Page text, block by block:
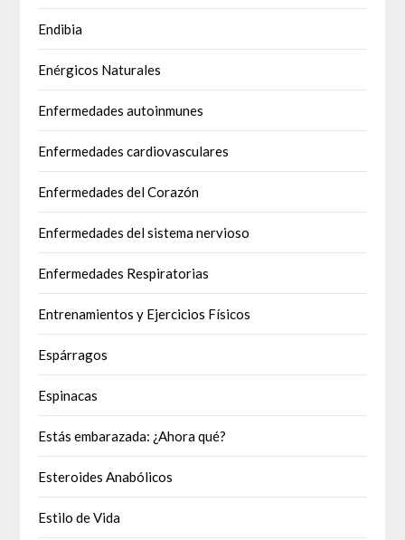
Endibia
Enérgicos Naturales
Enfermedades autoinmunes
Enfermedades cardiovasculares
Enfermedades del Corazón
Enfermedades del sistema nervioso
Enfermedades Respiratorias
Entrenamientos y Ejercicios Físicos
Espárragos
Espinacas
Estás embarazada: ¿Ahora qué?
Esteroides Anabólicos
Estilo de Vida